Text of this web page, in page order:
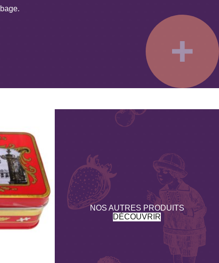
gluten, Sans lait
NOS AUTRES PRODUITS
DÉCOUVRIR